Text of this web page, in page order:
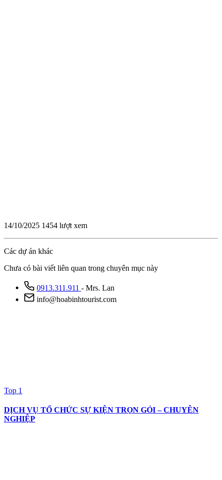
14/10/2025 1454 lượt xem
Các dự án khác
Chưa có bài viết liên quan trong chuyên mục này
0913.311.911 - Mrs. Lan
info@hoabinhtourist.com
Top 1
DỊCH VỤ TỔ CHỨC SỰ KIỆN TRỌN GÓI – CHUYÊN
NGHIỆP